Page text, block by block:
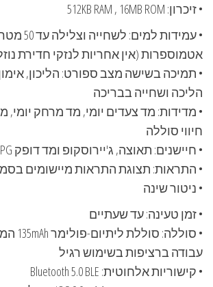
• זיכרון: 512KB RAM , 16MB ROM
אטמוספרות (אין אחריות לנזקי חדירת
• תמיכה בשישה מצב ספורט: הליכון,
הליכה ושחייה בבריכה
• מדידות: מד צעדים יומי, מד מרחק יומי,
חיווי סוללה
• חיישנים: תאוצה, ג'יירוסקופ ומד דופק PPG
• התראות: תצוגת התראות מיישומים
• ניטור שינה
• זמן טעינה: עד שעתיים
עבודה ברציפות בשימוש רגיל
• קישוריות אלחוטית: Bluetooth 5.0 BLE